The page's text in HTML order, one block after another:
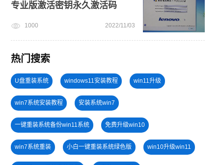
专业版激活密钥永久激活码
1000 2022/11/03
热门搜索
U盘重装系统 windows11安装教程 win11升级
win7系统安装教程 安装系统win7
一键重装系统备份win11系统 免费升级win10
win7系统重装 小白一键重装系统绿色版 win10升级win11